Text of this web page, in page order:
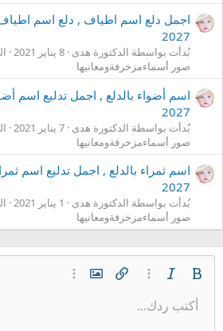
اجمل دلع اسم اطياف , دلع اسم
2027
بُدأت بواسطة الدكتورة هدى 8 يناير 2021
صور أسماءمزخرفةومعانيها
اسم أضواء بالدلع , اجمل تدليع اسم
2027
بُدأت بواسطة الدكتورة هدى 7 يناير 2021
صور أسماءمزخرفةومعانيها
اسم ثمراء بالدلع , اجمل تدليع اسم
2027
بُدأت بواسطة الدكتورة هدى 1 يناير 2021
صور أسماءمزخرفةومعانيها
غامق مائل خيارات إضافية…
إدراج رابطإدراج صورةخيارات إضافية…
حجم الخط
9
لون النصعائلة الخط الإبتسامات
إقتباسميديا إعادة تبديل الـ BB codeإزالة التنسيقأكتب ردك...